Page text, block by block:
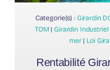
Categorie(s) : Girardin
TOM | Girardin Industriel
mer| Loi
Rentabilité